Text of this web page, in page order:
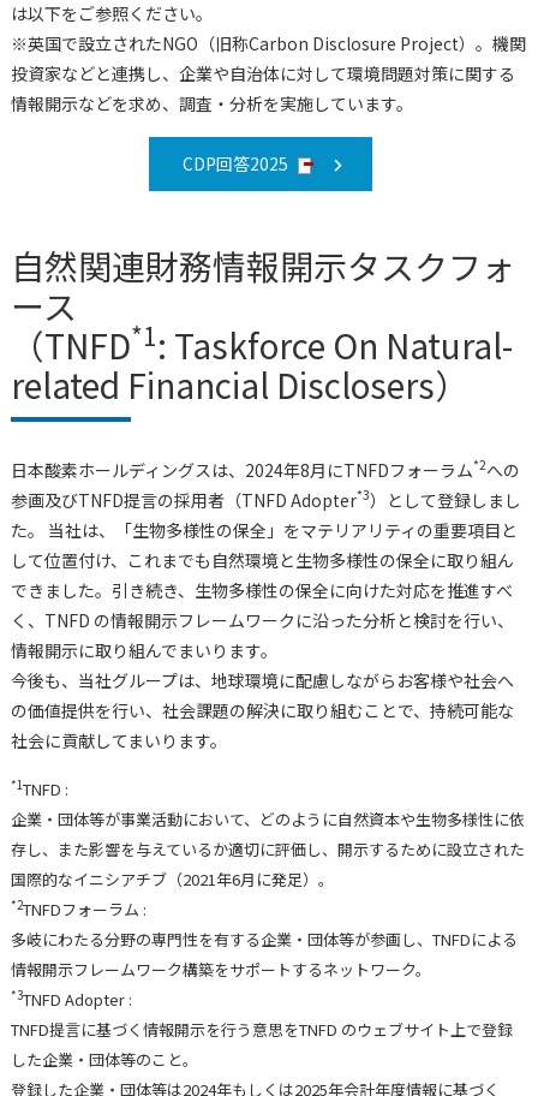
は以下をご参照ください。
※英国で設立されたNGO（旧称Carbon Disclosure Project）。機関
投資家などと連携し、企業や自治体に対して環境問題対策に関する
情報開示などを求め、調査・分析を実施しています。
CDP回答2025
自然関連財務情報開示タスクフォ
ース
（TNFD*1: Taskforce On Natural-
related Financial Disclosers）
日本酸素ホールディングスは、2024年8月にTNFDフォーラム*2への
参画及びTNFD提言の採用者（TNFD Adopter*3）として登録しまし
た。 当社は、「生物多様性の保全」をマテリアリティの重要項目と
して位置付け、これまでも自然環境と生物多様性の保全に取り組ん
できました。引き続き、生物多様性の保全に向けた対応を推進すべ
く、TNFD の情報開示フレームワークに沿った分析と検討を行い、
情報開示に取り組んでまいります。
今後も、当社グループは、地球環境に配慮しながらお客様や社会へ
の価値提供を行い、社会課題の解決に取り組むことで、持続可能な
社会に貢献してまいります。
*1TNFD :
企業・団体等が事業活動において、どのように自然資本や生物多様性に依
存し、また影響を与えているか適切に評価し、開示するために設立された
国際的なイニシアチブ（2021年6月に発足）。
*2TNFDフォーラム :
多岐にわたる分野の専門性を有する企業・団体等が参画し、TNFDによる
情報開示フレームワーク構築をサポートするネットワーク。
*3TNFD Adopter :
TNFD提言に基づく情報開示を行う意思をTNFD のウェブサイト上で登録
した企業・団体等のこと。
登録した企業・団体等は2024年もしくは2025年会計年度情報に基づく